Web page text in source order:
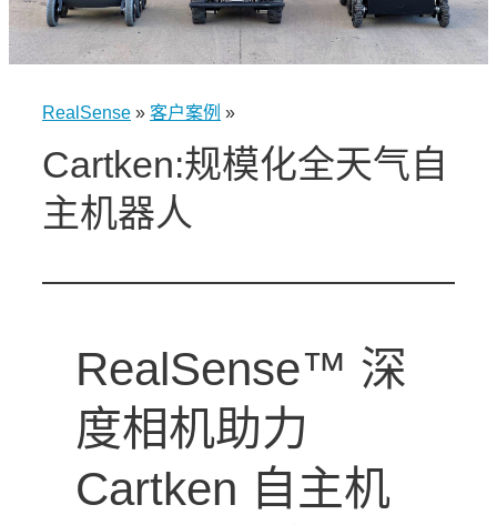
RealSense » 客户案例 »
Cartken:规模化全天气自
主机器人
RealSense™ 深
度相机助力
Cartken 自主机